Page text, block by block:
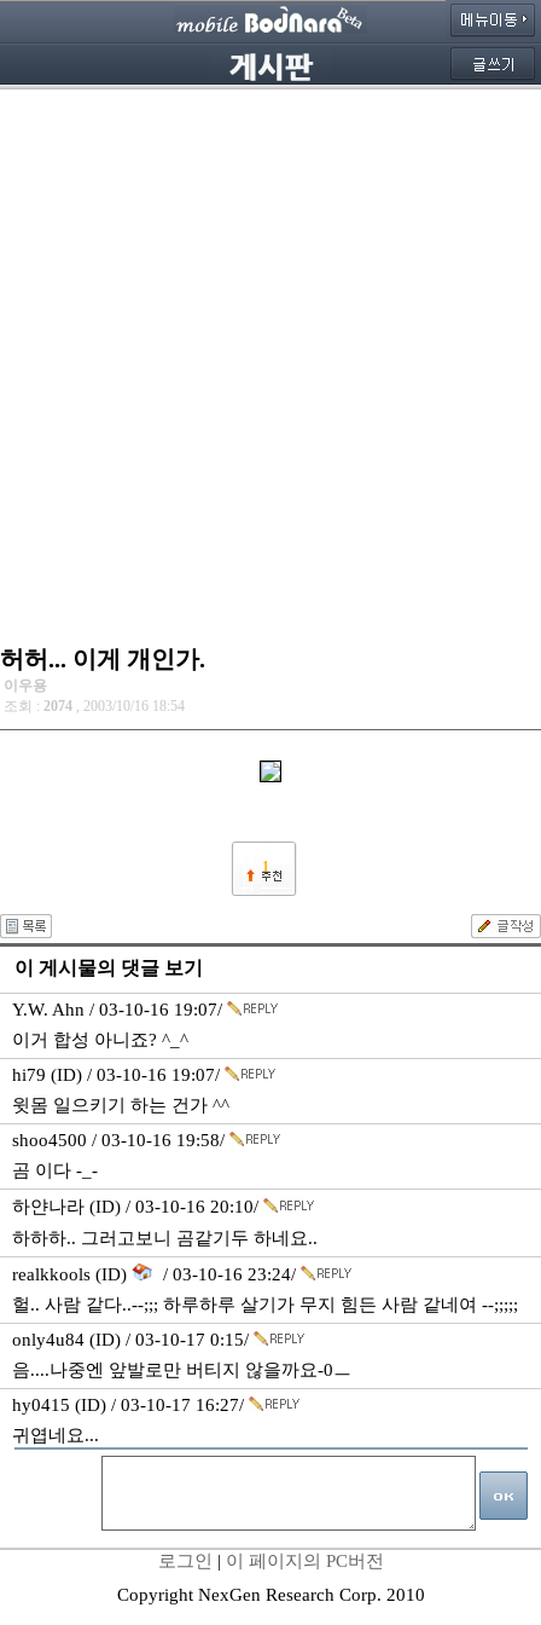
허허... 이게 개인가.
이우용
조회 : 2074 , 2003/10/16 18:54
1
이 게시물의 댓글 보기
Y.W. Ahn / 03-10-16 19:07/
이거 합성 아니죠? ^_^
hi79 (ID) / 03-10-16 19:07/
윗몸 일으키기 하는 건가 ^^
shoo4500 / 03-10-16 19:58/
곰 이다 -_-
하얀나라 (ID) / 03-10-16 20:10/
하하하.. 그러고보니 곰같기두 하네요..
realkkools (ID)
/ 03-10-16 23:24/
헐.. 사람 같다..--;;; 하루하루 살기가 무지 힘든 사람 같네여 --;;;;;
only4u84 (ID) / 03-10-17 0:15/
음....나중엔 앞발로만 버티지 않을까요-0ㅡ
hy0415 (ID) / 03-10-17 16:27/
귀엽네요...
로그인 | 이 페이지의 PC버전
Copyright NexGen Research Corp. 2010